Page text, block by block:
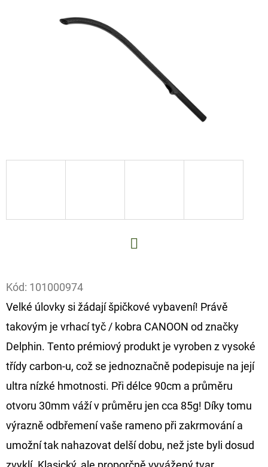
Kód: 101000974
Velké úlovky si žádají špičkové vybavení! Právě
takovým je vrhací tyč / kobra CANOON od značky
Delphin. Tento prémiový produkt je vyroben z vysoké
třídy carbon-u, což se jednoznačně podepisuje na její
ultra nízké hmotnosti. Při délce 90cm a průměru
otvoru 30mm váží v průměru jen cca 85g! Díky tomu
výrazně odbřemení vaše rameno při zakrmování a
umožní tak nahazovat delší dobu, než jste byli dosud
HLEDAT
D
O
P
O
R
U
Č
U
J
E
M
E